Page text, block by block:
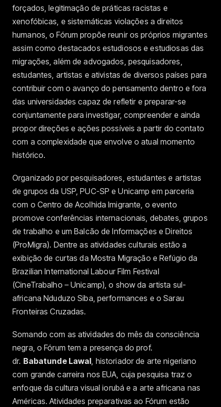
forçados, legitimação de práticas racistas e
xenofóbicas, e sistemáticas violações a direitos
humanos, o Fórum propõe reunir os próprios migrantes
assim como destacados estudiosos e estudiosas das
migrações, além de advogados, pesquisadores,
estudantes, artistas e ativistas de diversos países para
contribuir com o avanço do pensamento dentro e fora
das universidades capaz de refletir e preparar-se
conjuntamente para investigar, compreender e ainda
propor direções e ações possíveis a partir do contato
com a complexidade que envolve o atual momento
histórico.
Organizado por pesquisadores, estudantes e artistas
de grupos da USP, PUC-SP e Unicamp em parceria
com o Centro de Acolhida Imigrante, o evento
promove conferências internacionais, debates, grupos
de trabalho e um Balcão de Informações e Direitos
(ProMigra). Dentre as atividades culturais estão a
exibição de curtas da Mostra Migração e Refúgio da
Brazilian International Labour Film Festival
(CineTrabalho – Unicamp), o show da artista sul-
africana Nduduzo Siba, performances e o Sarau
Fronteiras Cruzadas.
Somando com as atividades do mês da consciência
negra, o Fórum tem a presença do prof.
dr. Babatunde Lawal, historiador de arte nigeriano
com grande carreira nos EUA, cuja pesquisa traz o
enfoque da cultura visual iorubá e a arte africana nas
Américas. Atividades preparativas ao Fórum estão